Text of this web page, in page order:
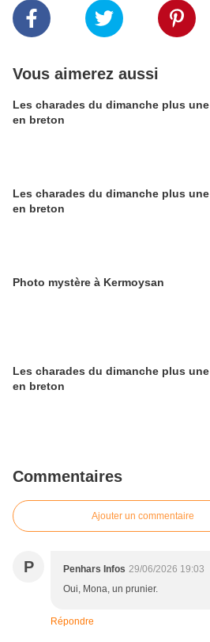
Vous aimerez aussi
Les charades du dimanche plus une
en breton
Les charades du dimanche plus une
en breton
Photo mystère à Kermoysan
Les charades du dimanche plus une
en breton
Commentaires
Ajouter un commentaire
P Penhars Infos 29/06/2026 19:03
Oui, Mona, un prunier.
Répondre